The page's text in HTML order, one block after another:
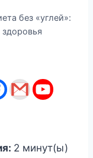
без «углей»:
2 минут(ы)